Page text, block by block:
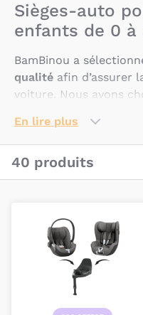
Sièges-auto
enfants de 0 à
BamBinou a
qualité afin d’assurer
voiture. Nous avons
ou encoreMima
le siège-auto adapté à
Comment
Plusieurs critères
siège-auto idéal pour
Privilégiez un siège-
au poids de votre
En lire plus
40 produits